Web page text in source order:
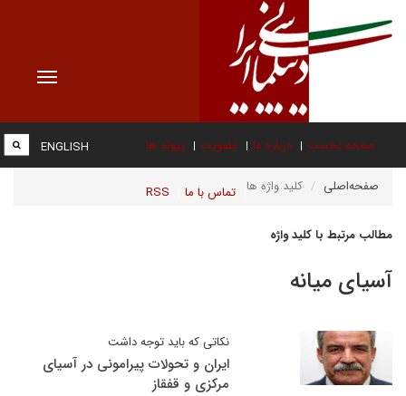
Toggle
صفحه نخست درباره ما عضویت پیوند ها
تماس با ما RSS
ENGLISH
صفحه‌اصلی کلید واژه ها
مطالب مرتبط با کلید واژه
آسیای میانه
نکاتی که باید توجه داشت
ایران و تحولات پیرامونی در آسیای
مرکزی و قفقاز